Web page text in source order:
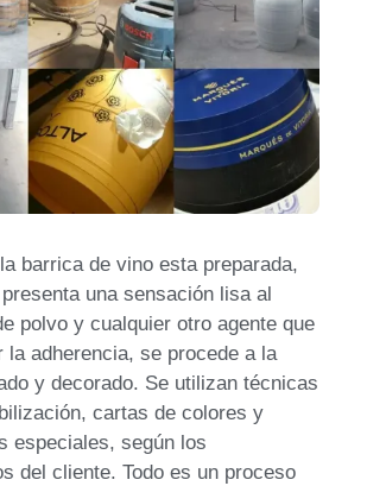
barrica de vino esta preparada,
una sensación lisa al
polvo y cualquier otro agente que
la adherencia, se procede a la
y decorado. Se utilizan técnicas
cartas de colores y
especiales, según los
del cliente. Todo es un proceso